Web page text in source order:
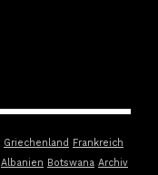
Griechenland Frankreich
Albanien Botswana Archiv